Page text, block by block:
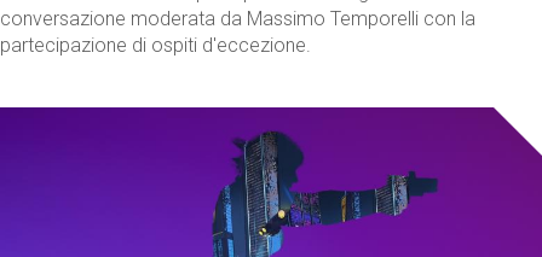
conversazione moderata da Massimo Temporelli con la
partecipazione di ospiti d'eccezione.